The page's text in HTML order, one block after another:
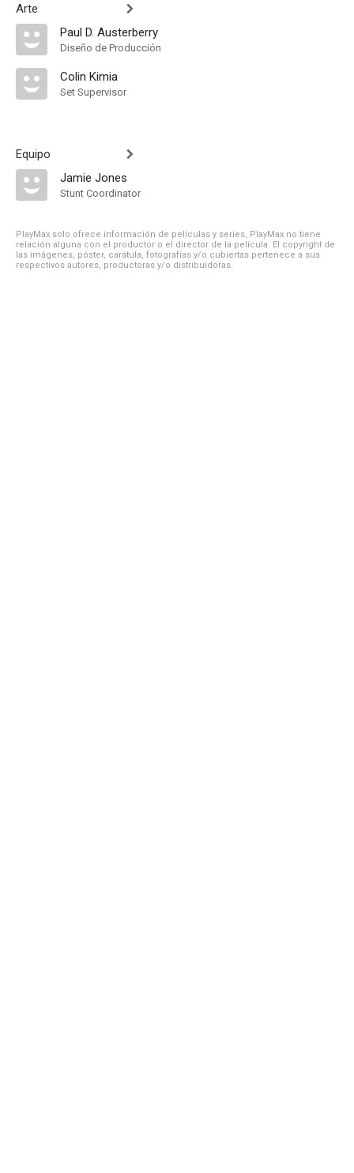
Arte
Paul D. Austerberry
Diseño de Producción
Colin Kimia
Set Supervisor
Equipo
Jamie Jones
Stunt Coordinator
PlayMax solo ofrece información de películas y series, PlayMax no tiene
relación alguna con el productor o el director de la película. El copyright de
las imágenes, póster, carátula, fotografías y/o cubiertas pertenece a sus
respectivos autores, productoras y/o distribuidoras.